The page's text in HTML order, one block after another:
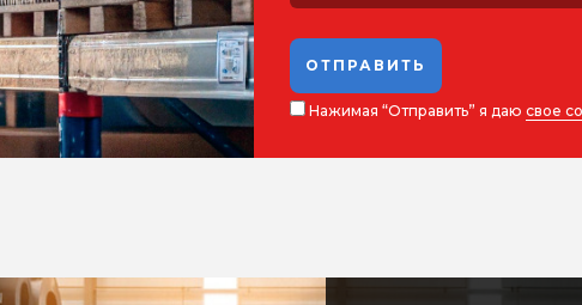
ОТПРАВИТЬ
Нажимая “Отправить” я даю свое